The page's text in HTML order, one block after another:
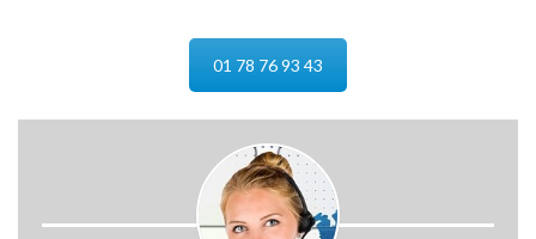
01 78 76 93 43